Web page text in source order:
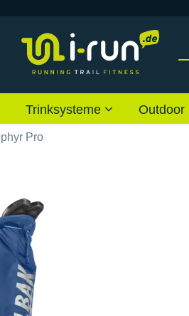
Trinksysteme Outdoor
Pro